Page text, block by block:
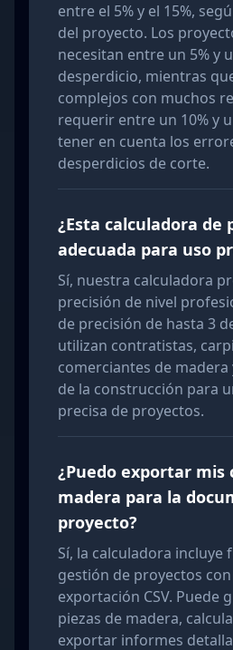
entre el 5% y el 15%,
del proyecto. Los
necesitan entre un 5% y
desperdicio, mientras
complejos con muchos
requerir entre un 10% y
tener en cuenta los
desperdicios de corte.
¿Esta calculadora de
adecuada para uso
Sí, nuestra calculadora
precisión de nivel
de precisión de hasta 3
utilizan contratistas,
comerciantes de
de la construcción para
precisa de proyectos.
¿Puedo exportar mis
madera para la
proyecto?
Sí, la calculadora incluye
gestión de proyectos
exportación CSV. Puede
piezas de madera,
exportar informes